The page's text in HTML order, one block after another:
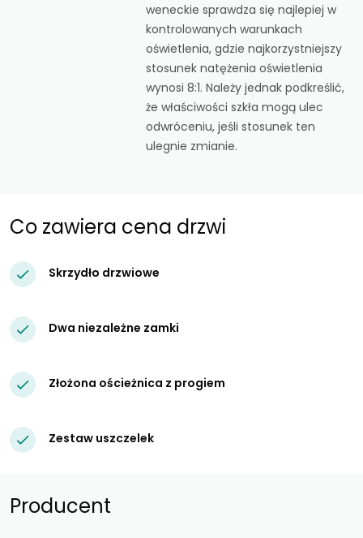
weneckie sprawdza się najlepiej w
kontrolowanych warunkach
oświetlenia, gdzie najkorzystniejszy
stosunek natężenia oświetlenia
wynosi 8:1. Należy jednak podkreślić,
że właściwości szkła mogą ulec
odwróceniu, jeśli stosunek ten
ulegnie zmianie.
Co zawiera cena drzwi
Skrzydło drzwiowe
Dwa niezależne zamki
Złożona ościeżnica z progiem
Zestaw uszczelek
Producent